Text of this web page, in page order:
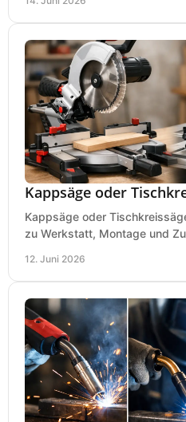
Kappsäge oder
Kappsäge oder
zu Werkstatt, Montage und
12. Juni 2026